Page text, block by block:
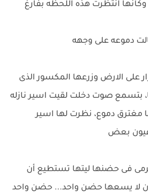
انتظرت هذه اللحظه بفارغ
دموعه على وجهه
على الارض وزرعها المكسور الذى
بتسمع صوت دخلت لقيت اسير نازله
دموع، نظرت لها اسير
بعض
فى حضنها ليتها تستطيع أن
لا يسعها حضن واحد... حضن واحد